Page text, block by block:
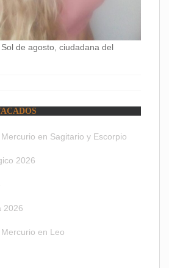
de agosto, ciudadana del
en Sagitario y Escorpio
2026
2026
en Leo